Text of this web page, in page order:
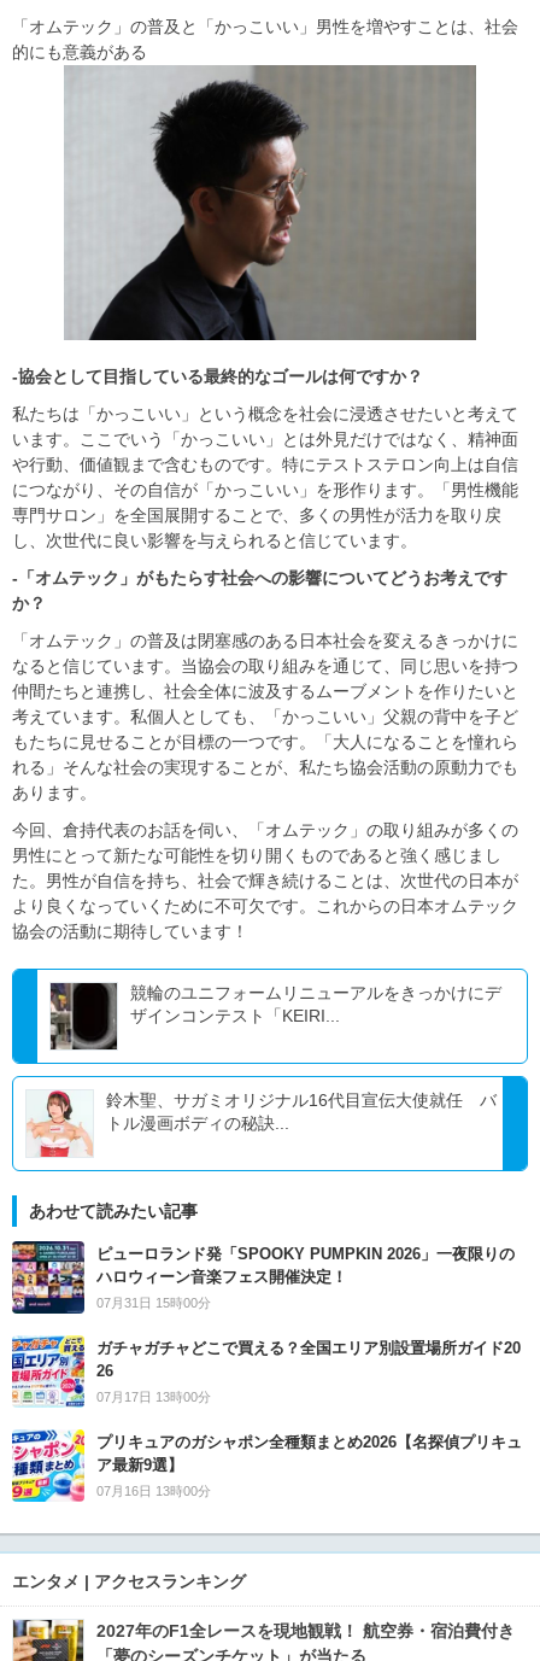
「オムテック」の普及と「かっこいい」男性を増やすことは、社会
的にも意義がある
-協会として目指している最終的なゴールは何ですか？
私たちは「かっこいい」という概念を社会に浸透させたいと考えて
います。ここでいう「かっこいい」とは外見だけではなく、精神面
や行動、価値観まで含むものです。特にテストステロン向上は自信
につながり、その自信が「かっこいい」を形作ります。「男性機能
専門サロン」を全国展開することで、多くの男性が活力を取り戻
し、次世代に良い影響を与えられると信じています。
-「オムテック」がもたらす社会への影響についてどうお考えです
か？
「オムテック」の普及は閉塞感のある日本社会を変えるきっかけに
なると信じています。当協会の取り組みを通じて、同じ思いを持つ
仲間たちと連携し、社会全体に波及するムーブメントを作りたいと
考えています。私個人としても、「かっこいい」父親の背中を子ど
もたちに見せることが目標の一つです。「大人になることを憧れら
れる」そんな社会の実現することが、私たち協会活動の原動力でも
あります。
今回、倉持代表のお話を伺い、「オムテック」の取り組みが多くの
男性にとって新たな可能性を切り開くものであると強く感じまし
た。男性が自信を持ち、社会で輝き続けることは、次世代の日本が
より良くなっていくために不可欠です。これからの日本オムテック
協会の活動に期待しています！
競輪のユニフォームリニューアルをきっかけにデ
ザインコンテスト「KEIRI...
鈴木聖、サガミオリジナル16代目宣伝大使就任 バ
トル漫画ボディの秘訣...
あわせて読みたい記事
ピューロランド発「SPOOKY PUMPKIN 2026」一夜限りの
ハロウィーン音楽フェス開催決定！
07月31日 15時00分
ガチャガチャどこで買える？全国エリア別設置場所ガイド20
26
07月17日 13時00分
プリキュアのガシャポン全種類まとめ2026【名探偵プリキュ
ア最新9選】
07月16日 13時00分
エンタメ | アクセスランキング
2027年のF1全レースを現地観戦！ 航空券・宿泊費付き
「夢のシーズンチケット」が当たる